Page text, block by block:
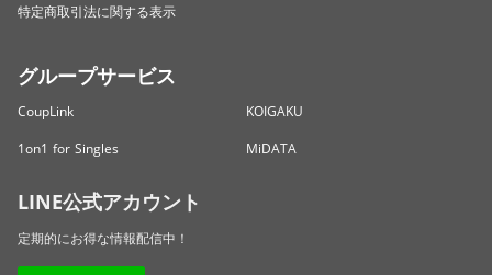
特定商取引法に関する表示
グループサービス
CoupLink
KOIGAKU
1on1 for Singles
MiDATA
LINE公式アカウント
定期的にお得な情報配信中！